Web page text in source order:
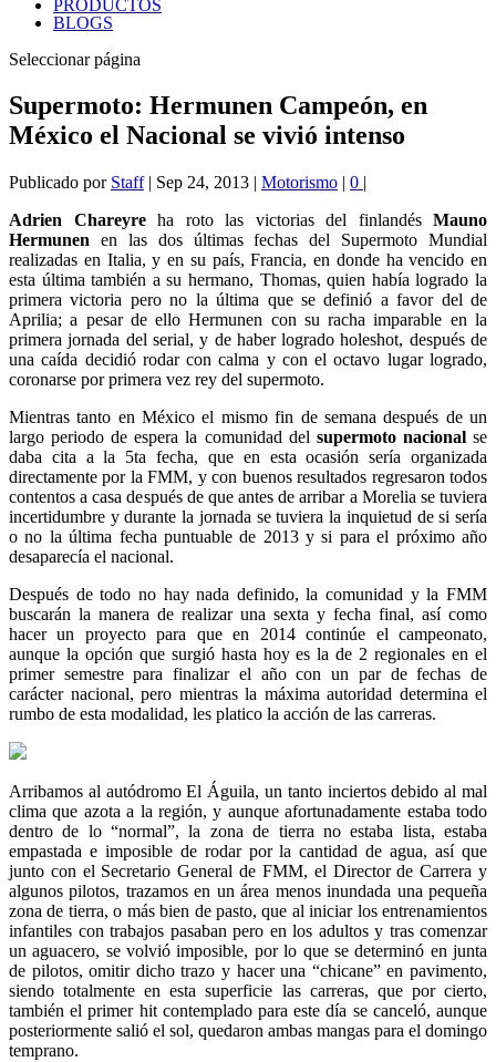
PRODUCTOS
BLOGS
Seleccionar página
Supermoto: Hermunen Campeón, en
México el Nacional se vivió intenso
Publicado por Staff| Sep 24, 2013 | Motorismo | 0 |
Adrien Chareyreha roto las victorias del finlandés Mauno
Hermunen en las dos últimas fechas del Supermoto Mundial
realizadas en Italia, y en su país, Francia, en donde ha vencido en
esta última también a su hermano, Thomas, quien había logrado la
primera victoria pero no la última que se definió a favor del de
Aprilia; a pesar de ello Hermunen con su racha imparable en la
primera jornada del serial, y de haber logrado holeshot, después de
una caída decidió rodar con calma y con el octavo lugar logrado,
coronarse por primera vez rey del supermoto.
Mientras tanto en México el mismo fin de semana después de un
largo periodo de espera la comunidad del supermoto nacionalse
daba cita a la 5ta fecha, que en esta ocasión sería organizada
directamente por la FMM, y con buenos resultados regresaron todos
contentos a casa después de que antes de arribar a Morelia se tuviera
incertidumbre y durante la jornada se tuviera la inquietud de si sería
o no la última fecha puntuable de 2013 y si para el próximo año
desaparecía el nacional.
Después de todo no hay nada definido, la comunidad y la FMM
buscarán la manera de realizar una sexta y fecha final, así como
hacer un proyecto para que en 2014 continúe el campeonato,
aunque la opción que surgió hasta hoy es la de 2 regionales en el
primer semestre para finalizar el año con un par de fechas de
carácter nacional, pero mientras la máxima autoridad determina el
rumbo de esta modalidad, les platico la acción de las carreras.
Arribamos al autódromo El Águila, un tanto inciertos debido al mal
clima que azota a la región, y aunque afortunadamente estaba todo
dentro de lo “normal”, la zona de tierra no estaba lista, estaba
empastada e imposible de rodar por la cantidad de agua, así que
junto con el Secretario General de FMM, el Director de Carrera y
algunos pilotos, trazamos en un área menos inundada una pequeña
zona de tierra, o más bien de pasto, que al iniciar los entrenamientos
infantiles con trabajos pasaban pero en los adultos y tras comenzar
un aguacero, se volvió imposible, por lo que se determinó en junta
de pilotos, omitir dicho trazo y hacer una “chicane” en pavimento,
siendo totalmente en esta superficie las carreras, que por cierto,
también el primer hit contemplado para este día se canceló, aunque
posteriormente salió el sol, quedaron ambas mangas para el domingo
temprano.